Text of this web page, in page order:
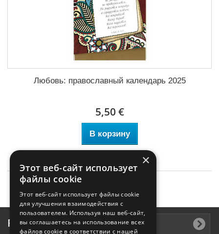
Любовь: православный календарь 2025
5,50 €
В корзину
Рассылка
×
Этот веб-сайт использует
файлы cookie
Этот веб-сайт использует файлы cookie
для улучшения взаимодействия с
пользователем. Используя наш веб-сайт,
вы соглашаетесь на использование всех
файлов cookie в соответствии с нашей